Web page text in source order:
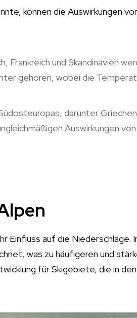
können die Auswirkungen
Frankreich und Skandinavien
gehören, wobei die
darunter
Auswirkungen von
Einfluss auf die Niederschläge.
was zu häufigeren und
für Skigebiete, die in